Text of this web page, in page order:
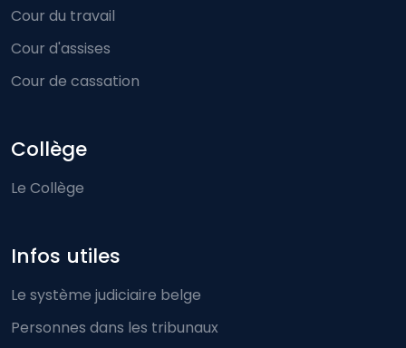
Cour du travail
Cour d'assises
Cour de cassation
Collège
Le Collège
Infos utiles
Le système judiciaire belge
Personnes dans les tribunaux